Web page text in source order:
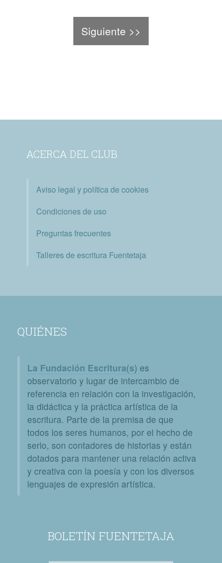
Siguiente >>
ACERCA DEL CLUB
Aviso legal y política de cookies
Condiciones de uso
Preguntas frecuentes
Talleres de escritura Fuentetaja
QUIÉNES
La Fundación Escritura(s) es
observatorio y lugar de intercambio de
referencia en relación con la investigación,
la didáctica y la práctica artística de la
escritura. Parte de la premisa de que
todos los seres humanos, por el hecho de
serlo, son contadores de historias y están
dotados para mantener una relación activa
y creativa con la poesía y con los diversos
lenguajes de expresión artística.
BOLETÍN FUENTETAJA